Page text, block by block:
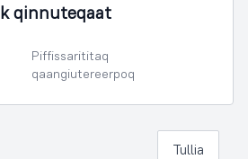
qinnuteqaat
Piffissarititaq
qaangiutereerpoq
Tullia